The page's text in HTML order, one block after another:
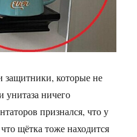
которые не
унитаза ничего
признался, что у
щётка тоже находится